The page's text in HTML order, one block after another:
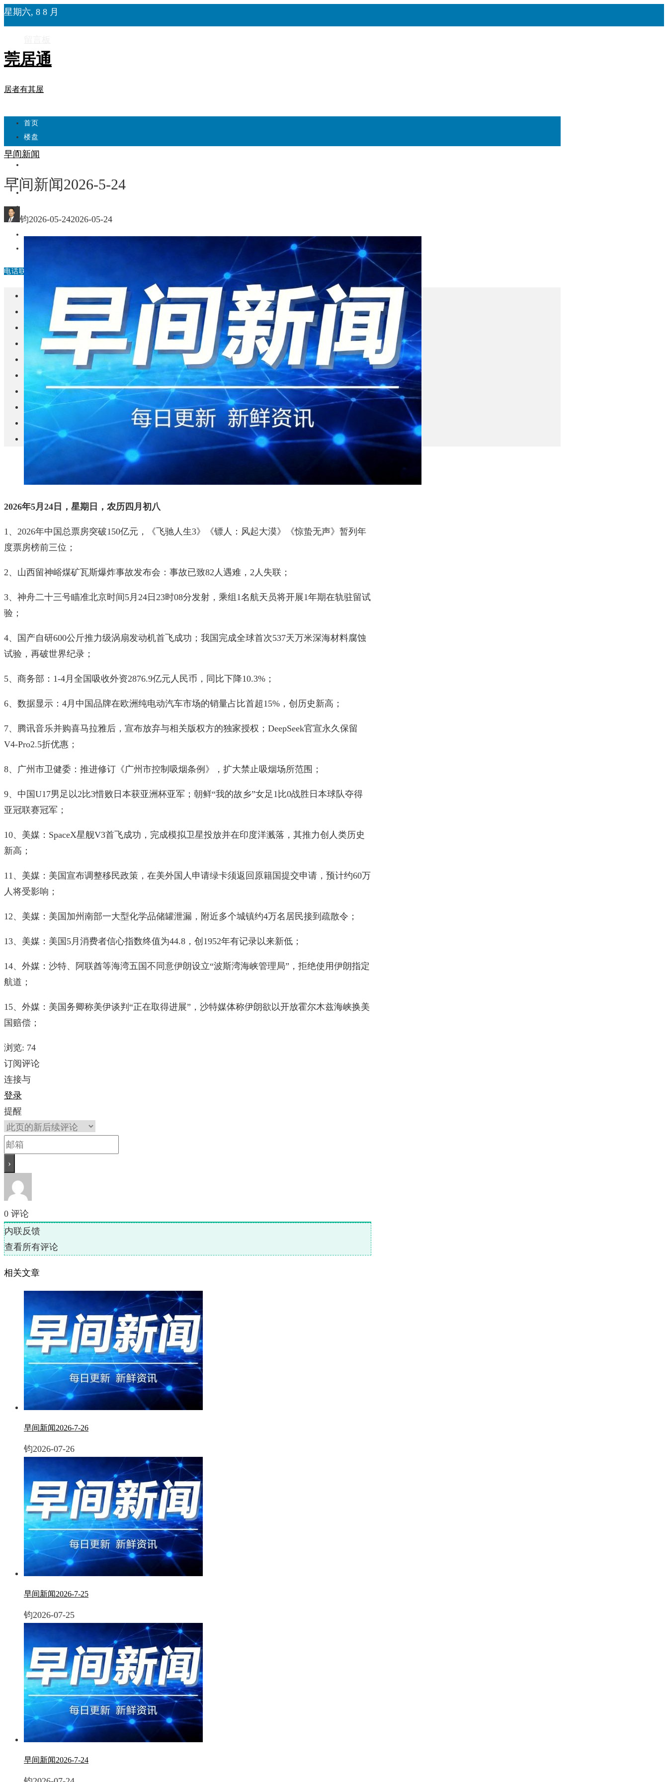
星期六, 8 8 月
莞居通
居者有其屋
首页
楼盘
学校
自建房
东莞
房产政策
中国
电话联系
住宅
东莞
城市更新
房产政策
中国
其他
早间新闻
早间新闻2026-5-24
钧2026-05-242026-05-24
2026年5月24日，星期日，农历四月初八
1、2026年中国总票房突破150亿元，《飞驰人生3》《镖人：风起大漠》《惊蛰无声》暂列年
度票房榜前三位；
2、山西留神峪煤矿瓦斯爆炸事故发布会：事故已致82人遇难，2人失联；
3、神舟二十三号瞄准北京时间5月24日23时08分发射，乘组1名航天员将开展1年期在轨驻留试
验；
4、国产自研600公斤推力级涡扇发动机首飞成功；我国完成全球首次537天万米深海材料腐蚀
试验，再破世界纪录；
5、商务部：1-4月全国吸收外资2876.9亿元人民币，同比下降10.3%；
6、数据显示：4月中国品牌在欧洲‌纯电动汽车‌市场的销量占比首超‌15%‌，创历史新高；
7、腾讯音乐并购喜马拉雅后，宣布放弃与相关版权方的独家授权；DeepSeek官宣永久保留
V4-Pro2.5折优惠；
8、广州市卫健委：推进修订《广州市控制吸烟条例》，扩大禁止吸烟场所范围；
9、中国U17男足以2比3惜败日本获亚洲杯亚军；朝鲜“我的故乡”女足1比0战胜日本球队夺得
亚冠联赛冠军；
10、美媒：SpaceX星舰V3首飞成功，完成模拟卫星投放并在印度洋溅落，其推力创人类历史
新高；
11、美媒：美国宣布调整移民政策，在美外国人申请绿卡须返回原籍国提交申请，预计约60万
人将受影响；
12、美媒：美国加州南部一大型化学品储罐泄漏，附近多个城镇约4万名居民接到疏散令；
13、美媒：美国5月消费者信心指数终值为44.8，创1952年有记录以来新低；
14、外媒：沙特、阿联酋等海湾五国不同意伊朗设立“波斯湾海峡管理局”，拒绝使用伊朗指定
航道；
15、外媒：美国务卿称美伊谈判“正在取得进展”，沙特媒体称伊朗欲以开放霍尔木兹海峡换美
国赔偿；
浏览: 74
订阅评论
连接与
登录
提醒
0 评论
内联反馈
查看所有评论
相关文章
早间新闻2026-7-26
钧2026-07-26
早间新闻2026-7-25
钧2026-07-25
早间新闻2026-7-24